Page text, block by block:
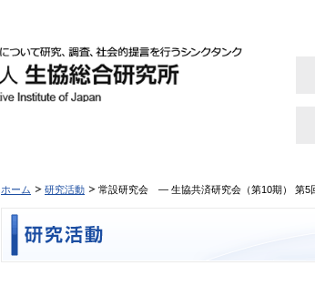
ホーム 研究活動 常設研究会 ― 生協共済研究会（第10期） 第5